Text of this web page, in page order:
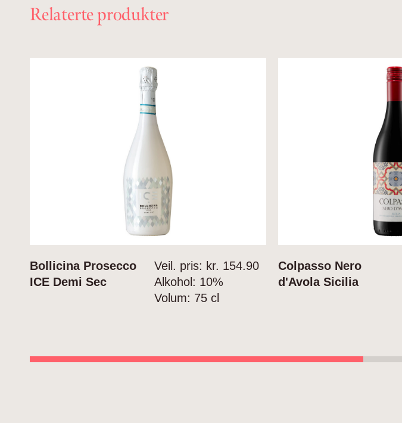
Relaterte produkter
Bollicina Prosecco
ICE Demi Sec
Veil. pris: kr. 154.90
Alkohol: 10%
Volum: 75 cl
Colpasso Nero
d'Avola Sicilia